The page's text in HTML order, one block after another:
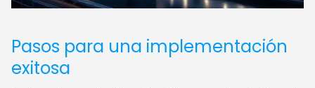
Pasos para una implementación
exitosa